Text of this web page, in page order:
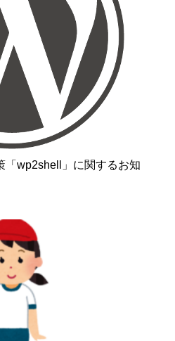
「wp2shell」に関するお知